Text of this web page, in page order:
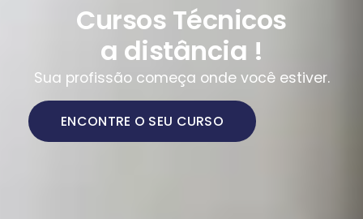
Cursos Técnicos
a distância !
Sua profissão começa onde você estiver.
ENCONTRE O SEU CURSO